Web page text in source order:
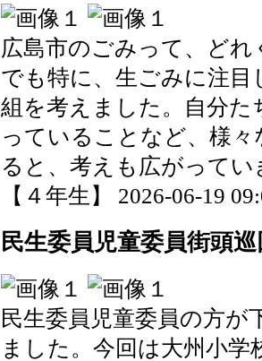
広島市のごみって、ど
でも特に、生ごみに注
組を考えました。自分
っていることなど、様
ると、考えも広がってい
【４年生】 2026-06-19
民生委員児童委員街頭巡
民生委員児童委員の方
ました。今回は大州小学